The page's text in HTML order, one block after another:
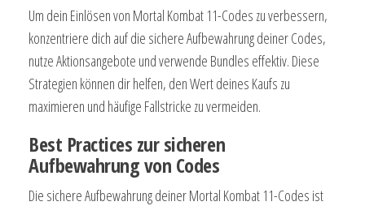
Um dein Einlösen von Mortal Kombat 11-Codes zu verbessern,
konzentriere dich auf die sichere Aufbewahrung deiner Codes,
nutze Aktionsangebote und verwende Bundles effektiv. Diese
Strategien können dir helfen, den Wert deines Kaufs zu
maximieren und häufige Fallstricke zu vermeiden.
Best Practices zur sicheren
Aufbewahrung von Codes
Die sichere Aufbewahrung deiner Mortal Kombat 11-Codes ist